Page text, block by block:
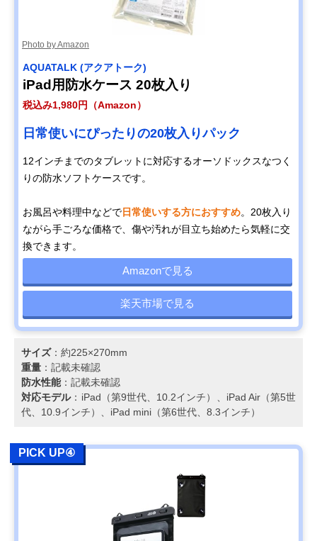
Photo by Amazon
AQUATALK (アクアトーク)
iPad用防水ケース 20枚入り
税込み1,980円（Amazon）
日常使いにぴったりの20枚入りパック
12インチまでのタブレットに対応するオーソドックスなつく
りの防水ソフトケースです。
お風呂や料理中などで日常使いする方におすすめ。20枚入り
ながら手ごろな価格で、傷や汚れが目立ち始めたら気軽に交
換できます。
Amazonで見る
楽天市場で見る
サイズ：約225×270mm
重量 ：記載未確認
防水性能：記載未確認
対応モデル：iPad（第9世代、10.2インチ）、iPad Air（第5世
代、10.9インチ）、iPad mini（第6世代、8.3インチ）
PICK UP④